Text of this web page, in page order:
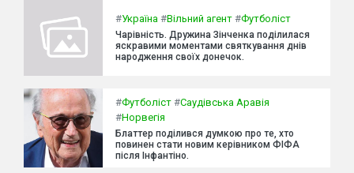
#Україна #Вільний агент #Футболіст
Чарівність. Дружина Зінченка поділилася
яскравими моментами святкування днів
народження своїх донечок.
#Футболіст #Саудівська Аравія
#Норвегія
Блаттер поділився думкою про те, хто
повинен стати новим керівником ФІФА
після Інфантіно.